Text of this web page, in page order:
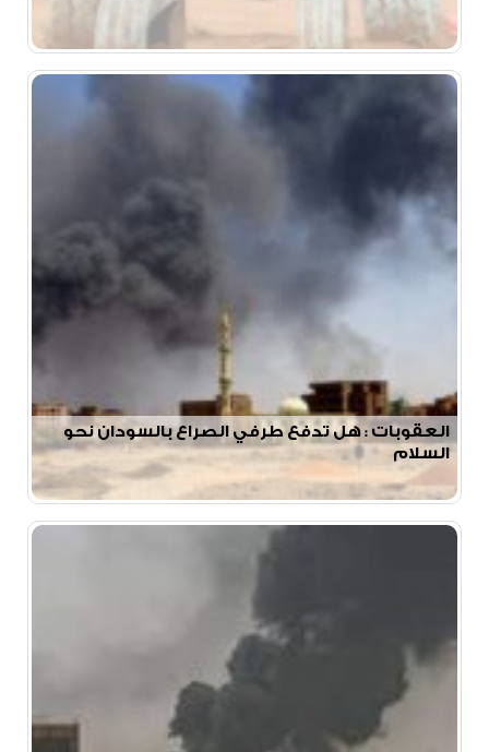
العقوبات : هل تدفع طرفي الصراع بالسودان نحو
السلام